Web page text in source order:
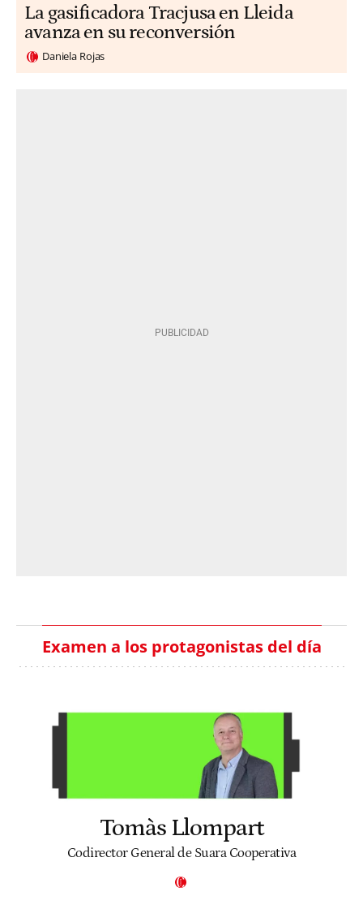
La gasificadora Tracjusa en Lleida
avanza en su reconversión
Daniela Rojas
Examen a los protagonistas del día
Tomàs Llompart
Codirector General de Suara Cooperativa